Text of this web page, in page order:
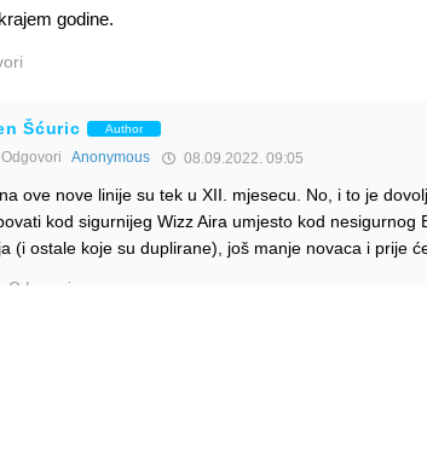
godine.
Šćuric Author
Odgovori Anonymous 08.09.2022. 09:05
ove nove linije su tek u XII. mjesecu. No, i to je
kod sigurnijeg Wizz Aira umjesto kod
(i ostale koje su duplirane), još manje novaca i prije
Odgovori